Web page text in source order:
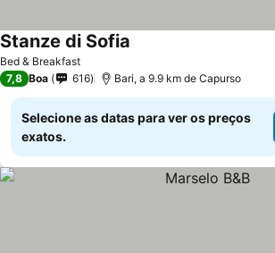
Bed & Breakfast
Stanze di Sofia
7,8 Boa 616 Bari, a 9.9 km de Capurso
Selecione as datas para ver os preços
exatos.